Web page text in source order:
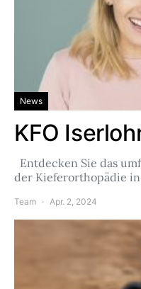
News
KFO
Entdecken Sie das
der Kieferorthopädie
Team Apr. 2, 2024